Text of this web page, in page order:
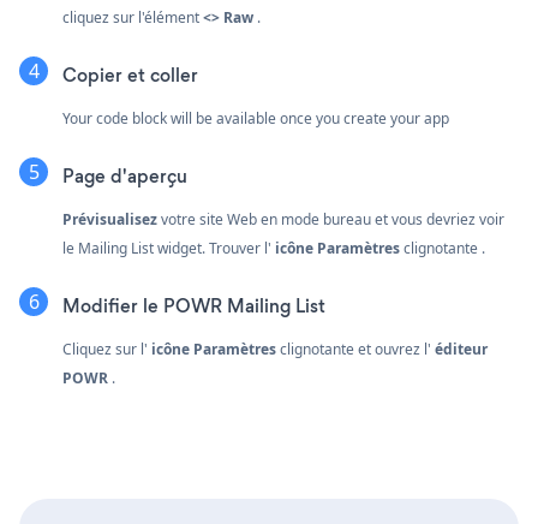
cliquez sur l'élément<> Raw .
Copier et coller
Your code block will be available once you create your app
Page d'aperçu
Prévisualisezvotre site Web en mode bureau et vous devriez voir
le Mailing List widget. Trouver l' icône Paramètresclignotante .
Modifier le POWR Mailing List
Cliquez sur l' icône Paramètresclignotanteet ouvrez l' éditeur
POWR .